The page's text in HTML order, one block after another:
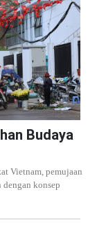
Budaya
Vietnam, pemujaan
konsep